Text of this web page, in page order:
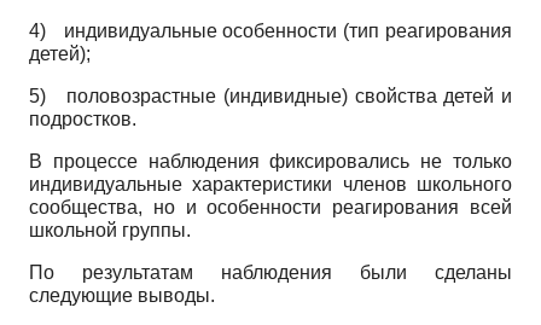
4) индивидуальные особенности (тип реагирования
детей);
5) половозрастные (индивидные) свойства детей и
подростков.
В процессе наблюдения фиксировались не только
индивидуальные характеристики членов школьного
сообщества, но и особенности реагирования всей
школьной группы.
По результатам наблюдения были сделаны
следующие выводы.